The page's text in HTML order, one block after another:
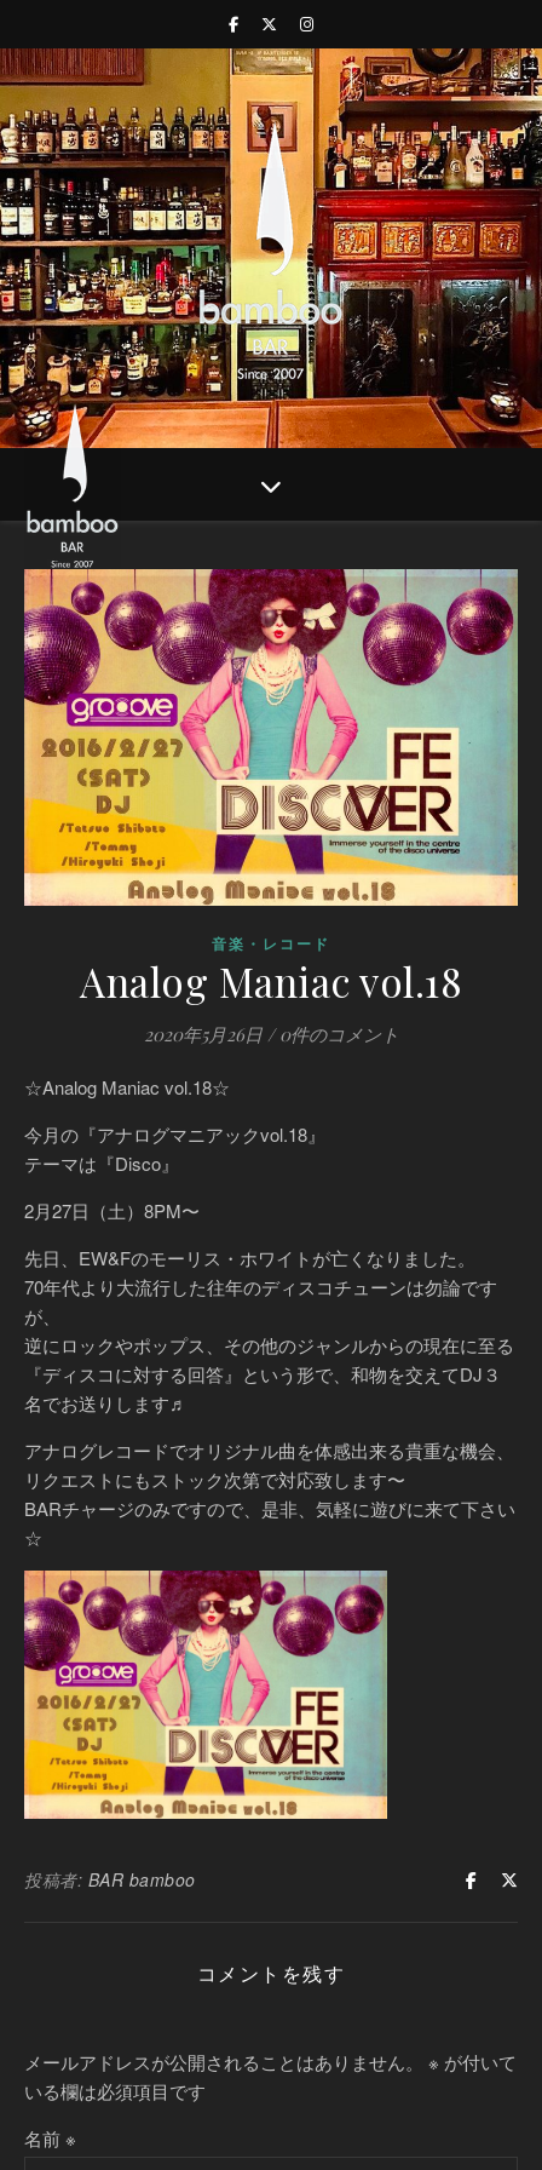
音楽・レコード
Analog Maniac vol.18
2020年5月26日 / 0件のコメント
☆Analog Maniac vol.18☆
今月の『アナログマニアックvol.18』
テーマは『Disco』
2月27日（土）8PM〜
先日、EW&Fのモーリス・ホワイトが亡くなりました。
70年代より大流行した往年のディスコチューンは勿論です
が、
逆にロックやポップス、その他のジャンルからの現在に至る
『ディスコに対する回答』という形で、和物を交えてDJ３
名でお送りします♬
アナログレコードでオリジナル曲を体感出来る貴重な機会、
リクエストにもストック次第で対応致します〜
BARチャージのみですので、是非、気軽に遊びに来て下さい
☆
投稿者: BAR bamboo
コメントを残す
メールアドレスが公開されることはありません。 ※ が付いて
いる欄は必須項目です
名前※